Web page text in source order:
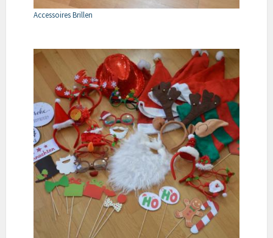
Accessoires Brillen